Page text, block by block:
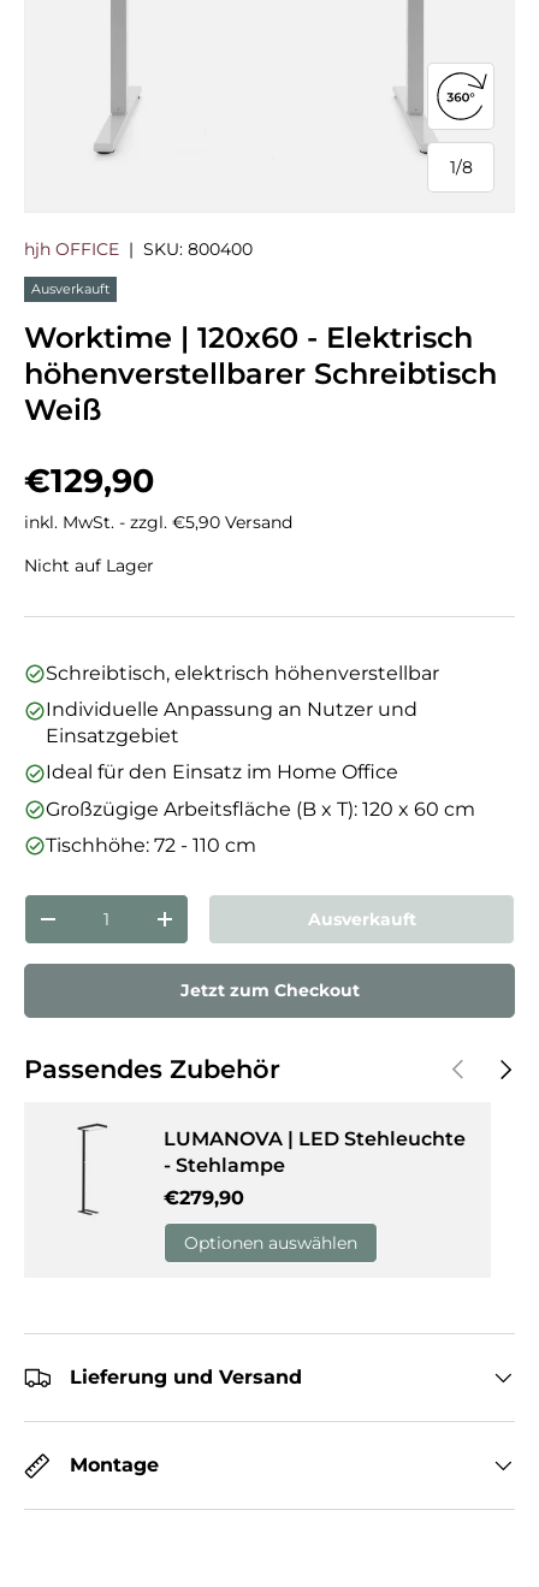
1/
von
8
360°-
hjh OFFICE | SKU: 800400
Ausverkauft
Worktime | 120x60 - Elektrisch
höhenverstellbarer Schreibtisch
Weiß
Normaler Preis
€129,90
inkl. MwSt. - zzgl. €5,90 Versand
Nicht auf Lager
Schreibtisch, elektrisch höhenverstellbar
Individuelle Anpassung an Nutzer und
Einsatzgebiet
Ideal für den Einsatz im Home Office
Großzügige Arbeitsfläche (B x T): 120 x 60 cm
Tischhöhe: 72 - 110 cm
Anzahl
Menge verringernMenge erhöhen Ausverkauft
Jetzt zum Checkout
Passendes Zubehör Vorherige
LUMANOVA | LED Stehleuchte
- Stehlampe
Normaler Preis
€279,90
Optionen auswählen
Lieferung und Versand
Montage